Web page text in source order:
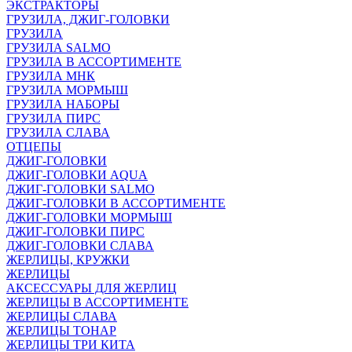
ЭКСТРАКТОРЫ
ГРУЗИЛА, ДЖИГ-ГОЛОВКИ
ГРУЗИЛА
ГРУЗИЛА SALMO
ГРУЗИЛА В АССОРТИМЕНТЕ
ГРУЗИЛА МНК
ГРУЗИЛА МОРМЫШ
ГРУЗИЛА НАБОРЫ
ГРУЗИЛА ПИРС
ГРУЗИЛА СЛАВА
ОТЦЕПЫ
ДЖИГ-ГОЛОВКИ
ДЖИГ-ГОЛОВКИ AQUA
ДЖИГ-ГОЛОВКИ SALMO
ДЖИГ-ГОЛОВКИ В АССОРТИМЕНТЕ
ДЖИГ-ГОЛОВКИ МОРМЫШ
ДЖИГ-ГОЛОВКИ ПИРС
ДЖИГ-ГОЛОВКИ СЛАВА
ЖЕРЛИЦЫ, КРУЖКИ
ЖЕРЛИЦЫ
АКСЕССУАРЫ ДЛЯ ЖЕРЛИЦ
ЖЕРЛИЦЫ В АССОРТИМЕНТЕ
ЖЕРЛИЦЫ СЛАВА
ЖЕРЛИЦЫ ТОНАР
ЖЕРЛИЦЫ ТРИ КИТА